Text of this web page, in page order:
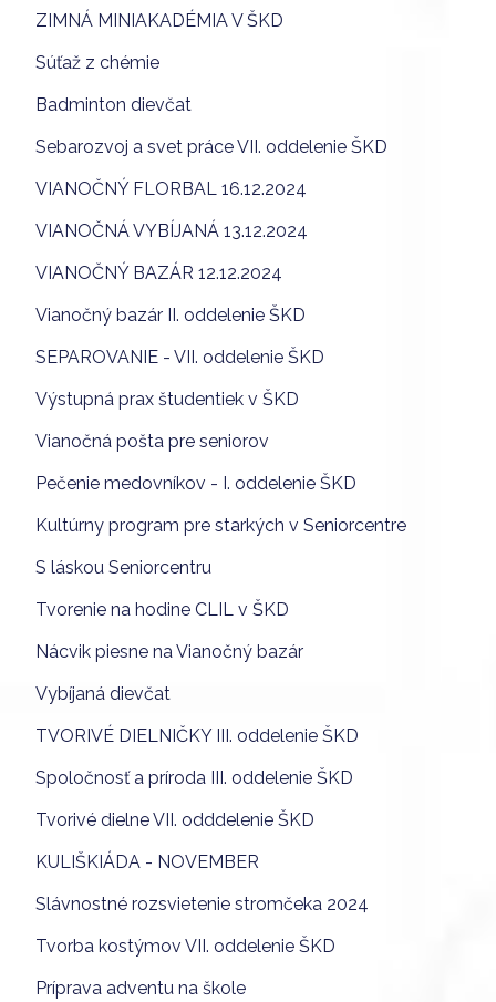
ZIMNÁ MINIAKADÉMIA V ŠKD
Súťaž z chémie
Badminton dievčat
Sebarozvoj a svet práce VII. oddelenie ŠKD
VIANOČNÝ FLORBAL 16.12.2024
VIANOČNÁ VYBÍJANÁ 13.12.2024
VIANOČNÝ BAZÁR 12.12.2024
Vianočný bazár II. oddelenie ŠKD
SEPAROVANIE - VII. oddelenie ŠKD
Výstupná prax študentiek v ŠKD
Vianočná pošta pre seniorov
Pečenie medovníkov - I. oddelenie ŠKD
Kultúrny program pre starkých v Seniorcentre
S láskou Seniorcentru
Tvorenie na hodine CLIL v ŠKD
Nácvik piesne na Vianočný bazár
Vybíjaná dievčat
TVORIVÉ DIELNIČKY III. oddelenie ŠKD
Spoločnosť a príroda III. oddelenie ŠKD
Tvorivé dielne VII. odddelenie ŠKD
KULIŠKIÁDA - NOVEMBER
Slávnostné rozsvietenie stromčeka 2024
Tvorba kostýmov VII. oddelenie ŠKD
Príprava adventu na škole